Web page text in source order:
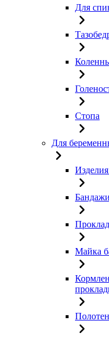
Для
Стопа
Для
Майка